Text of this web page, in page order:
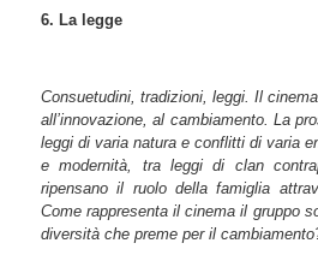
6. La legge
Consuetudini, tradizioni, leggi. Il
all’innovazione, al cambiamento. La
leggi di varia natura e conflitti di varia
e modernità, tra leggi di clan
ripensano il ruolo della famiglia
Come rappresenta il cinema il gruppo
diversità che preme per il